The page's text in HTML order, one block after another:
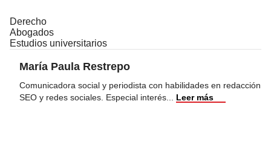
Derecho
Abogados
Estudios universitarios
María Paula Restrepo
Comunicadora social y periodista con habilidades en redacción
SEO y redes sociales. Especial interés
Leer más